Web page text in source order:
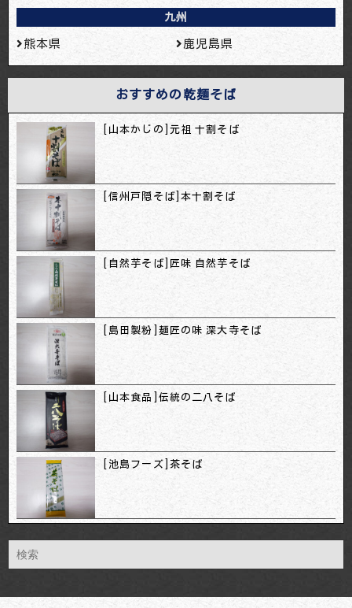
九州
熊本県 鹿児島県
おすすめの乾麺そば
[山本かじの]元祖 十割そば
[信州戸隠そば]本十割そば
[自然芋そば]匠味 自然芋そば
[島田製粉]麺匠の味 深大寺そば
[山本食品]伝統の二八そば
[池島フーズ]茶そば